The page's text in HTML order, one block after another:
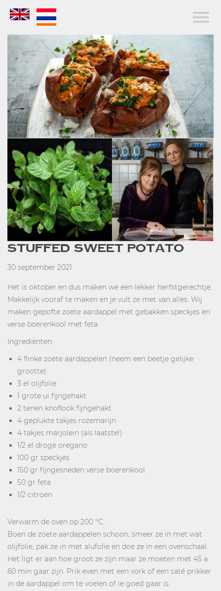
STUFFED SWEET POTATO
30 september 2021
Het is oktober en dus maken we een lekker herfstgerechtje.
Makkelijk vooraf te maken en je vult ze met van alles. Wij
maken gepofte zoete aardappel met gebakken speckjes en
verse boerenkool met feta.
Ingrediënten:
4 flinke zoete aardappelen (neem een beetje gelijke
grootte)
3 el olijfolie
1 grote ui fijngehakt
2 tenen knoflook fijngehakt
4 geplukte takjes rozemarijn
4 takjes marjolein (als laatste!)
1/2 el droge oregano
100 gr speckjes
150 gr fijngesneden verse boerenkool
50 gr feta
1/2 citroen
Verwarm de oven op 200 °C.
Boen de zoete aardappelen schoon, smeer ze in met wat
olijfolie, pak ze in met alufolie en doe ze in een ovenschaal.
Het ligt er aan hoe groot ze zijn maar ze moeten met 45 a
60 min gaar zijn. Prik even met een vork of een saté prikker
in de aardappel om te voelen of ie goed gaar is.